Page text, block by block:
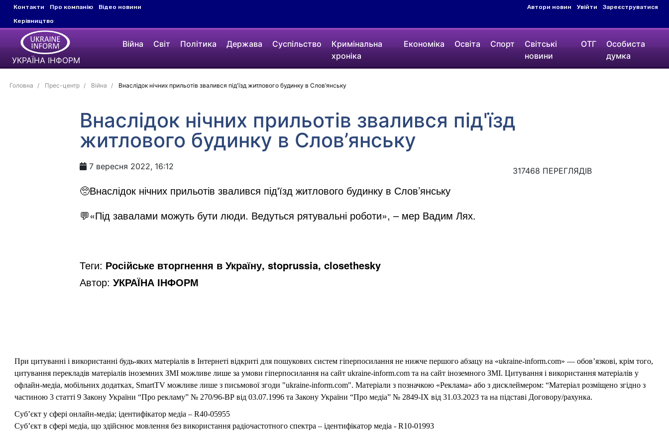
Контакти Про компанію
Відео новини
Керівництво
Автори новин Увійти Зареєструватися
УКРАЇНА ІНФОРМ
Війна Світ Політика Держава Суспільство
Кримінальна
хроніка
Економіка Освіта Спорт
Світські
новини
ОТГ
Особиста
думка
Головна Прес-центр Війна Внаслідок нічних прильотів звалився під'їзд житлового будинку в Слов’янську
Внаслідок нічних прильотів звалився під'їзд
житлового будинку в Слов’янську
7 вересня 2022, 16:12 317468 ПЕРЕГЛЯДІВ
🥺Внаслідок нічних прильотів звалився під'їзд житлового будинку в Слов’янську
💬«Під завалами можуть бути люди. Ведуться рятувальні роботи», – мер Вадим Лях.
Теги: Російське вторгнення в Україну, stoprussia, closethesky
Автор: УКРАЇНА ІНФОРМ
При цитуванні і використанні будь-яких матеріалів в Інтернеті відкриті для пошукових систем гіперпосилання не нижче першого абзацу на «ukraine-inform.com» — обов’язкові, крім того,
цитування перекладів матеріалів іноземних ЗМІ можливе лише за умови гіперпосилання на сайт ukraine-inform.com та на сайт іноземного ЗМІ. Цитування і використання матеріалів у
офлайн-медіа, мобільних додатках, SmartTV можливе лише з письмової згоди "ukraine-inform.com". Матеріали з позначкою «Реклама» або з дисклеймером: “Матеріал розміщено згідно з
частиною 3 статті 9 Закону України “Про рекламу” № 270/96-ВР від 03.07.1996 та Закону України “Про медіа” № 2849-IX від 31.03.2023 та на підставі Договору/рахунка.
Суб’єкт у сфері онлайн-медіа; ідентифікатор медіа – R40-05955
Суб’єкт в сфері медіа, що здійснює мовлення без використання радіочастотного спектра – ідентифікатор медіа - R10-01993